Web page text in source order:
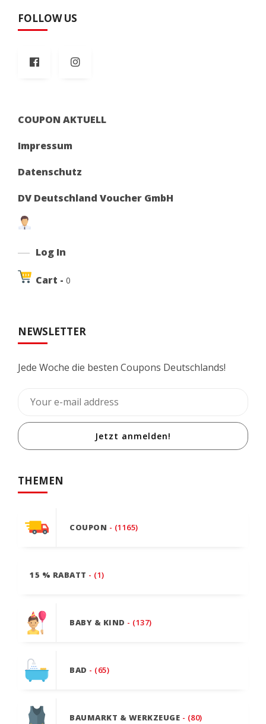
FOLLOW US
COUPON AKTUELL
Impressum
Datenschutz
DV Deutschland Voucher GmbH
Log In
Cart - 0
NEWSLETTER
Jede Woche die besten Coupons Deutschlands!
Jetzt anmelden!
THEMEN
COUPON - (1165)
15 % RABATT - (1)
BABY & KIND - (137)
BAD - (65)
BAUMARKT & WERKZEUGE - (80)